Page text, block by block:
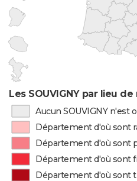
Les SOUVIGNY par lieu de
Aucun SOUVIGNY n'est
Département d'où sont
Département d'où sont
Département d'où sont
Département d'où sont